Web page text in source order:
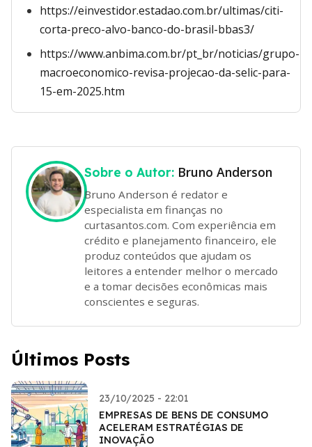
https://einvestidor.estadao.com.br/ultimas/citi-
corta-preco-alvo-banco-do-brasil-bbas3/
https://www.anbima.com.br/pt_br/noticias/grupo-
macroeconomico-revisa-projecao-da-selic-para-
15-em-2025.htm
Sobre o Autor: Bruno Anderson
Bruno Anderson é redator e
especialista em finanças no
curtasantos.com. Com experiência em
crédito e planejamento financeiro, ele
produz conteúdos que ajudam os
leitores a entender melhor o mercado
e a tomar decisões econômicas mais
conscientes e seguras.
Últimos Posts
23/10/2025 - 22:01
EMPRESAS DE BENS DE CONSUMO
ACELERAM ESTRATÉGIAS DE
INOVAÇÃO